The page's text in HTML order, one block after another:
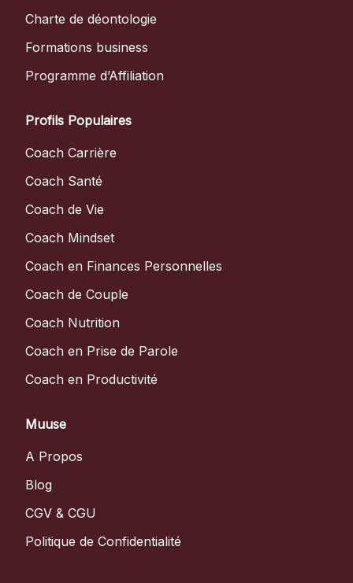
Charte de déontologie
Formations business
Programme d’Affiliation
Profils Populaires
Coach Carrière
Coach Santé
Coach de Vie
Coach Mindset
Coach en Finances Personnelles
Coach de Couple
Coach Nutrition
Coach en Prise de Parole
Coach en Productivité
Muuse
A Propos
Blog
CGV & CGU
Politique de Confidentialité